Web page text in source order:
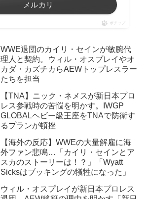
メルカリ
ポチップ
WWE退団のカイリ・セインが敏腕代
理人と契約。ウィル・オスプレイやオ
カダ・カズチカらAEWトップレスラー
たちを担当
【TNA】ニック・ネメスが新日本プロ
レス参戦時の苦悩を明かす。IWGP
GLOBALヘビー級王座をTNAで防衛す
るプランが頓挫
【海外の反応】WWEの大量解雇に海
外ファン悲鳴…「カイリ・セインとア
スカのストーリーは！？」「Wyatt
Sicksはブッキングの犠牲になった」
ウィル・オスプレイが新日本プロレス